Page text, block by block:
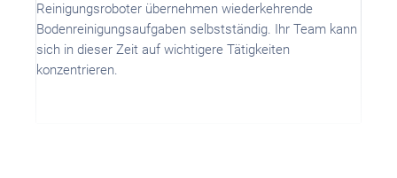
Reinigungsroboter übernehmen wiederkehrende
Bodenreinigungsaufgaben selbstständig. Ihr Team kann
sich in dieser Zeit auf wichtigere Tätigkeiten
konzentrieren.